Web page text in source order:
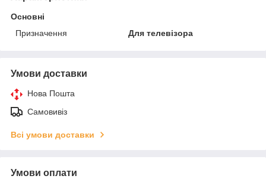
Основні
Призначення
Для телевізора
Умови доставки
Нова Пошта
Самовивіз
Всі умови доставки
Умови оплати